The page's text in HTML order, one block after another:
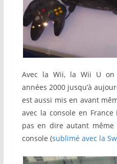
Avec la Wii, la Wii U on
années 2000 jusqu’à
est aussi mis en avant
avec la console en
pas en dire autant
console (sublimé avec la